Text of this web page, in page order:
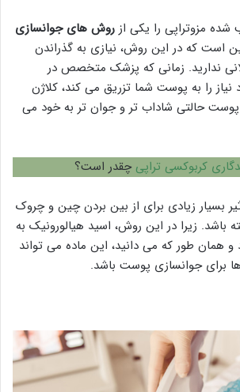
مزوتراپی را یکی از روش های جوانسازی
است که در این روش، نیازی به گذراندن
ندارید. زمانی که پزشک متخصص در
نیاز را به پوست شما تزریق می کند، کلاژن
حالتی شاداب تر و جوان تر به خود می
کربوکسی تراپی چقدر است؟
بسیار زیادی برای از بین بردن چین و چروک
باشد. زیرا در این روش، اسید هیالورونیک به
همان طور که می دانید، این ماده می تواند
برای جوانسازی پوست باشد.